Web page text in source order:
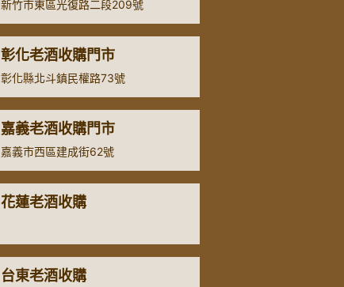
新竹市東區光復路二段209號
彰化老酒收購門市
彰化縣北斗鎮民權路73號
嘉義老酒收購門市
嘉義市西區建成街62號
花蓮老酒收購
台東老酒收購